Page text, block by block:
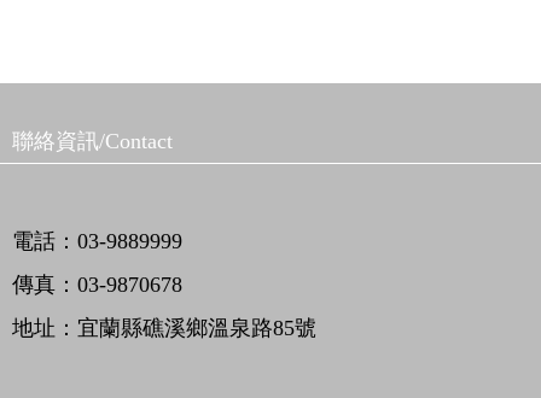
聯絡資訊/Contact
電話：03-9889999
傳真：03-9870678
地址：宜蘭縣礁溪鄉溫泉路85號